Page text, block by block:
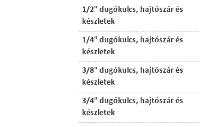
1/2" dugókulcs, hajtószár és
készletek
1/4" dugókulcs, hajtószár és
készletek
3/8" dugókulcs, hajtószár és
készletek
3/4" dugókulcs, hajtószár és
készletek